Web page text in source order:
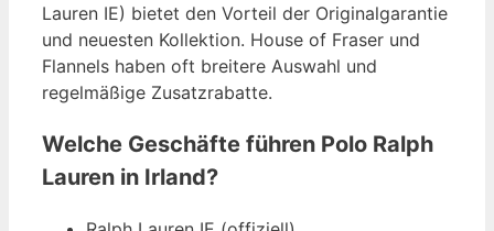
Lauren IE) bietet den Vorteil der Originalgarantie
und neuesten Kollektion. House of Fraser und
Flannels haben oft breitere Auswahl und
regelmäßige Zusatzrabatte.
Welche Geschäfte führen Polo Ralph
Lauren in Irland?